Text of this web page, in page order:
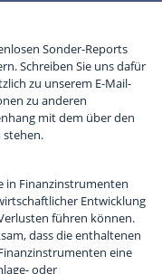
Sonder-Reports
Schreiben Sie uns dafür
zu unserem E-Mail-
zu anderen
mit dem über den
stehen.
in Finanzinstrumenten
Entwicklung
führen können.
dass die enthaltenen
eine
oder